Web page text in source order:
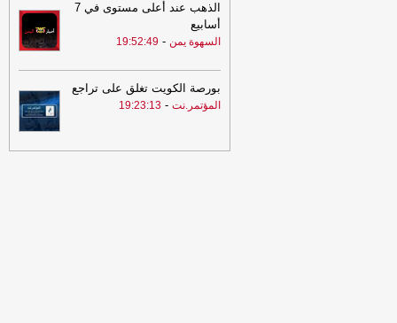
السهوة يمن
20:37
علامة واحدة تكشف جودة العسل
الطبيعي -المؤتمر.نت
20:21
1666 انتهاكاً إسرائيلياً بحق
التجمعات البدوية بالضفة-المؤتمر.نت
الذهب عند أعلى مستوى في 7
أسابيع
السهوة يمن -
19:52:49
بورصة الكويت تغلق على تراجع
المؤتمر.نت -
19:23:13